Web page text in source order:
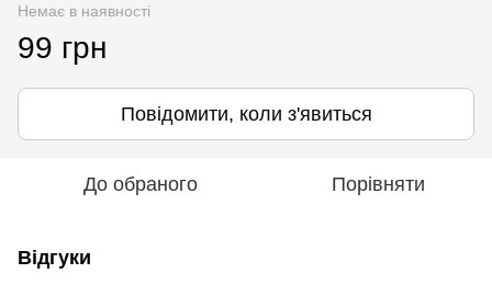
Немає в наявності
99 грн
Повідомити, коли з'явиться
До обраного Порівняти
Відгуки